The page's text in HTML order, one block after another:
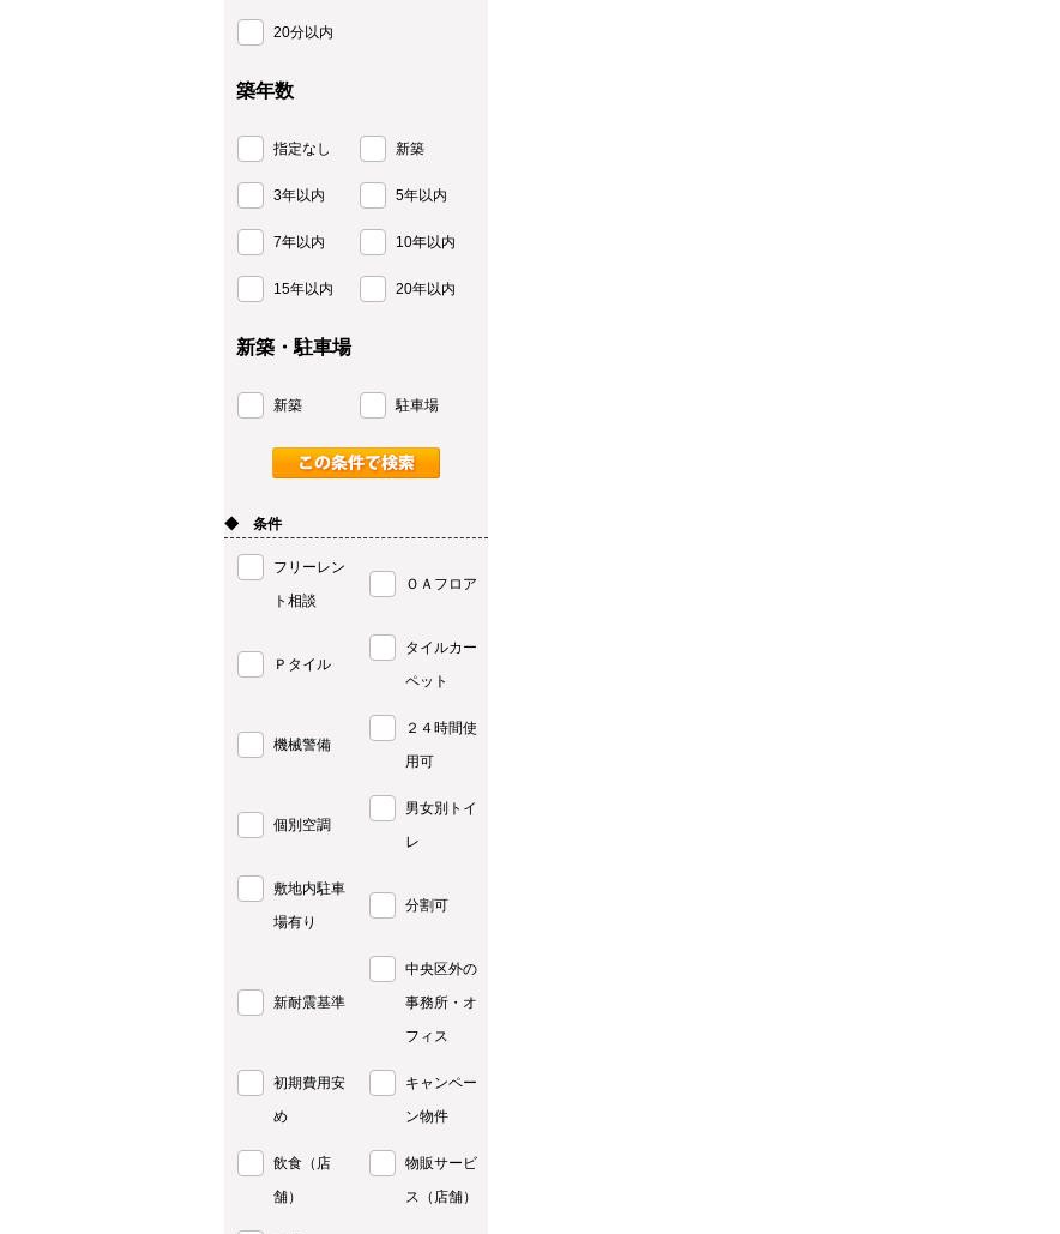
20分以内
築年数
指定なし 新築
3年以内 5年以内
7年以内 10年以内
15年以内 20年以内
新築・駐車場
新築 駐車場
◆ 条件
フリーレン
ト相談
ＯＡフロア
Ｐタイル
タイルカー
ペット
機械警備
２４時間使
用可
個別空調
男女別トイ
レ
敷地内駐車
場有り
分割可
新耐震基準
中央区外の
事務所・オ
フィス
初期費用安
め
キャンペー
ン物件
飲食（店
舗）
物販サービ
ス（店舗）